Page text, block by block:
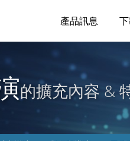
產品訊息
的擴充內容 &